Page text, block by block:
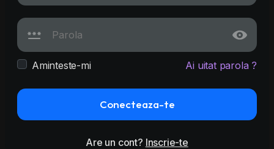
Aminteste-mi Ai uitat parola ?
Conecteaza-te
Are un cont? Inscrie-te